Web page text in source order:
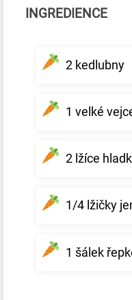
INGREDIENCE
2 kedlubny
1 velké
2 lžíce
1/4 lžičky
1 šálek